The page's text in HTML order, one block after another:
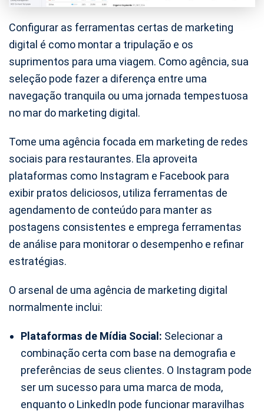
Configurar as ferramentas certas de marketing
digital é como montar a tripulação e os
suprimentos para uma viagem. Como agência, sua
seleção pode fazer a diferença entre uma
navegação tranquila ou uma jornada tempestuosa
no mar do marketing digital.
Tome uma agência focada em marketing de redes
sociais para restaurantes. Ela aproveita
plataformas como Instagram e Facebook para
exibir pratos deliciosos, utiliza ferramentas de
agendamento de conteúdo para manter as
postagens consistentes e emprega ferramentas
de análise para monitorar o desempenho e refinar
estratégias.
O arsenal de uma agência de marketing digital
normalmente inclui:
Plataformas de Mídia Social: Selecionar a
combinação certa com base na demografia e
preferências de seus clientes. O Instagram pode
ser um sucesso para uma marca de moda,
enquanto o LinkedIn pode funcionar maravilhas